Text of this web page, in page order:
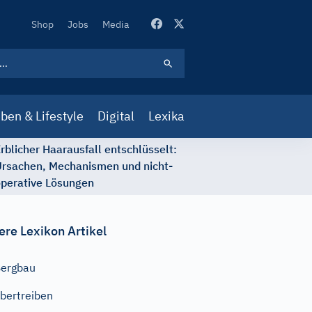
Secondary
Shop Jobs Media
& Lifestyle Digital Lexika
Haarausfall entschlüsselt:
Mechanismen und nicht-
Lösungen
Lexikon Artikel